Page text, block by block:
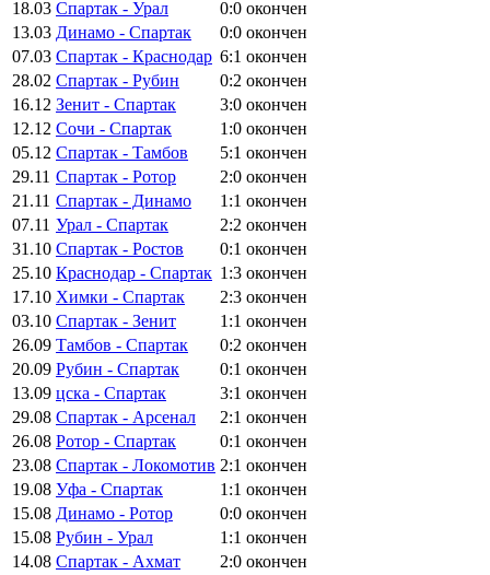
18.03 Спартак - Урал 0:0 окончен
13.03 Динамо - Спартак 0:0 окончен
07.03 Спартак - Краснодар 6:1 окончен
28.02 Спартак - Рубин 0:2 окончен
16.12 Зенит - Спартак 3:0 окончен
12.12 Сочи - Спартак 1:0 окончен
05.12 Спартак - Тамбов 5:1 окончен
29.11 Спартак - Ротор 2:0 окончен
21.11 Спартак - Динамо 1:1 окончен
07.11 Урал - Спартак 2:2 окончен
31.10 Спартак - Ростов 0:1 окончен
25.10 Краснодар - Спартак 1:3 окончен
17.10 Химки - Спартак 2:3 окончен
03.10 Спартак - Зенит 1:1 окончен
26.09 Тамбов - Спартак 0:2 окончен
20.09 Рубин - Спартак 0:1 окончен
13.09 цска - Спартак 3:1 окончен
29.08 Спартак - Арсенал 2:1 окончен
26.08 Ротор - Спартак 0:1 окончен
23.08 Спартак - Локомотив 2:1 окончен
19.08 Уфа - Спартак 1:1 окончен
15.08 Динамо - Ротор 0:0 окончен
15.08 Рубин - Урал 1:1 окончен
14.08 Спартак - Ахмат 2:0 окончен